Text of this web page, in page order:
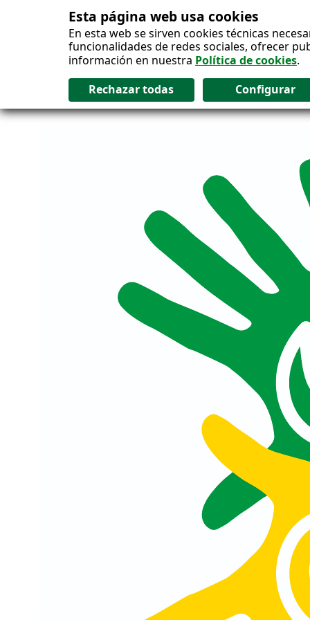
Esta página web usa cookies
En esta web se sirven cookies técnicas
funcionalidades de redes sociales, ofrecer
información en nuestra Política de cookies.
Salto al contenido